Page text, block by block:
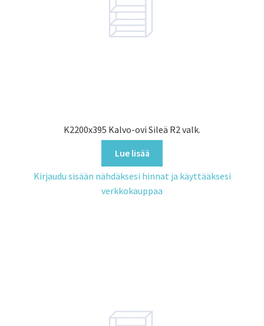
K2200x395 Kalvo-ovi Sileä R2 valk.
Lue lisää
Kirjaudu sisään nähdäksesi hinnat ja käyttääksesi
verkkokauppaa